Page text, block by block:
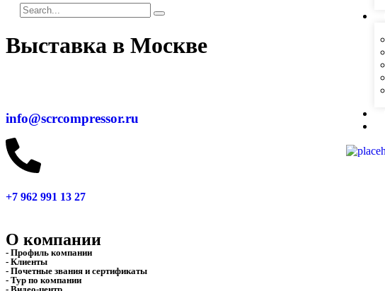
Выставка в Москве
info@scrcompressor.ru
+7 962 991 13 27
О компании
- Профиль компании
- Клиенты
- Почетные звания и сертификаты
- Тур по компании